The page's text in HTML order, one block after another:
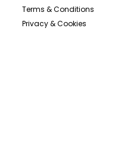
Terms & Conditions
Privacy & Cookies